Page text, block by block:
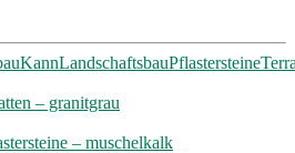
KannLandschaftsbauPflastersteine
– granitgrau
– muschelkalk